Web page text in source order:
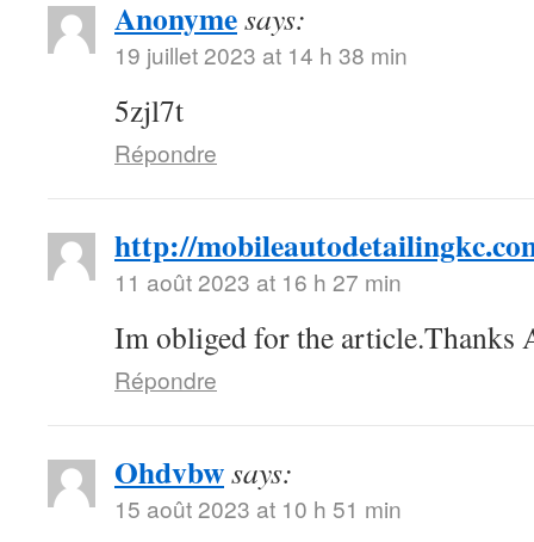
Anonymesays:
19 juillet 2023 at 14 h 38 min
5zjl7t
Répondre
http://
11 août 2023 at 16 h 27 min
Im obliged for the article.Thanks
Répondre
Ohdvbwsays:
15 août 2023 at 10 h 51 min